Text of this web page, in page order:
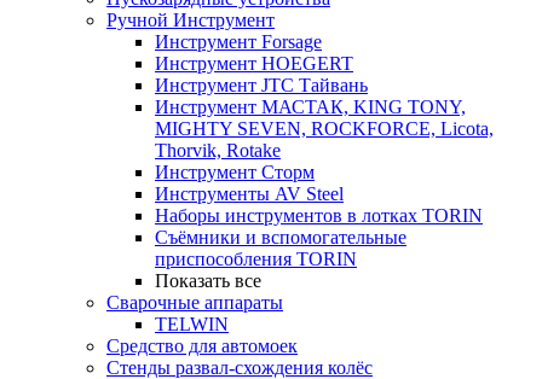
Ручной Инструмент
Инструмент Forsage
Инструмент HOEGERT
Инструмент JTC Тайвань
Инструмент МАСТАК, KING TONY,
MIGHTY SEVEN, ROCKFORCE, Licota,
Thorvik, Rotake
Инструмент Сторм
Инструменты AV Steel
Наборы инструментов в лотках TORIN
Съёмники и вспомогательные
приспособления TORIN
Показать все
Сварочные аппараты
TELWIN
Средство для автомоек
Стенды развал-схождения колёс